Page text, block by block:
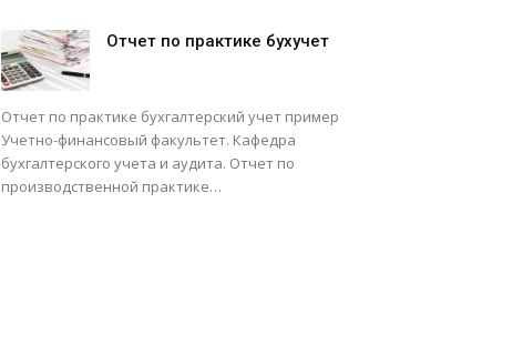
Отчет по практике бухучет
Отчет по практике бухгалтерский учет пример
Учетно-финансовый факультет. Кафедра
бухгалтерского учета и аудита. Отчет по
производственной практике…